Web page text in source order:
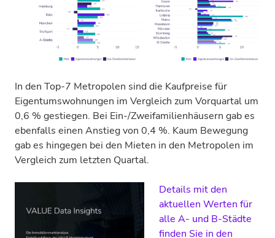
In den Top-7 Metropolen sind die Kaufpreise für
Eigentumswohnungen im Vergleich zum Vorquartal um
0,6 % gestiegen. Bei Ein-/Zweifamilienhäusern gab es
ebenfalls einen Anstieg von 0,4 %. Kaum Bewegung
gab es hingegen bei den Mieten in den Metropolen im
Vergleich zum letzten Quartal.
Details mit den
aktuellen Werten für
alle A- und B-Städte
finden Sie in den